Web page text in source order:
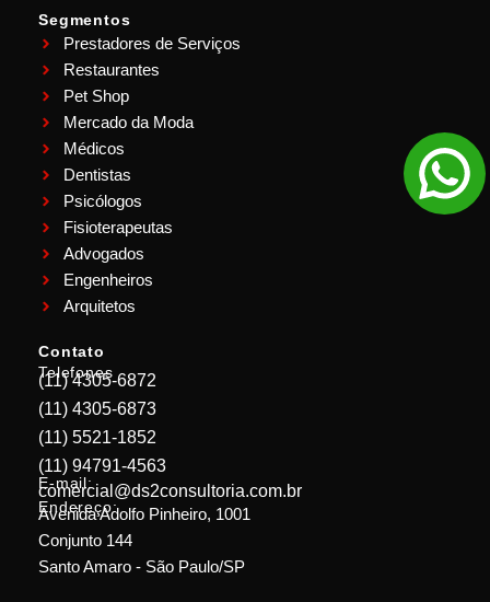
Segmentos
Prestadores de Serviços
Restaurantes
Pet Shop
Mercado da Moda
Médicos
Dentistas
Psicólogos
Fisioterapeutas
Advogados
Engenheiros
Arquitetos
Contato
Telefones
(11) 4305-6872
(11) 4305-6873
(11) 5521-1852
(11) 94791-4563
E-mail:
comercial@ds2consultoria.com.br
Endereço:
Avenida Adolfo Pinheiro, 1001
Conjunto 144
Santo Amaro - São Paulo/SP